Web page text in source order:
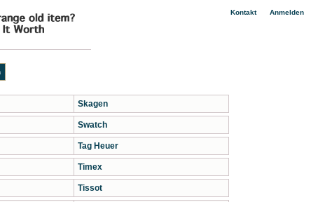
Kontakt| Anmelden
Skagen
Swatch
Tag Heuer
Timex
Tissot